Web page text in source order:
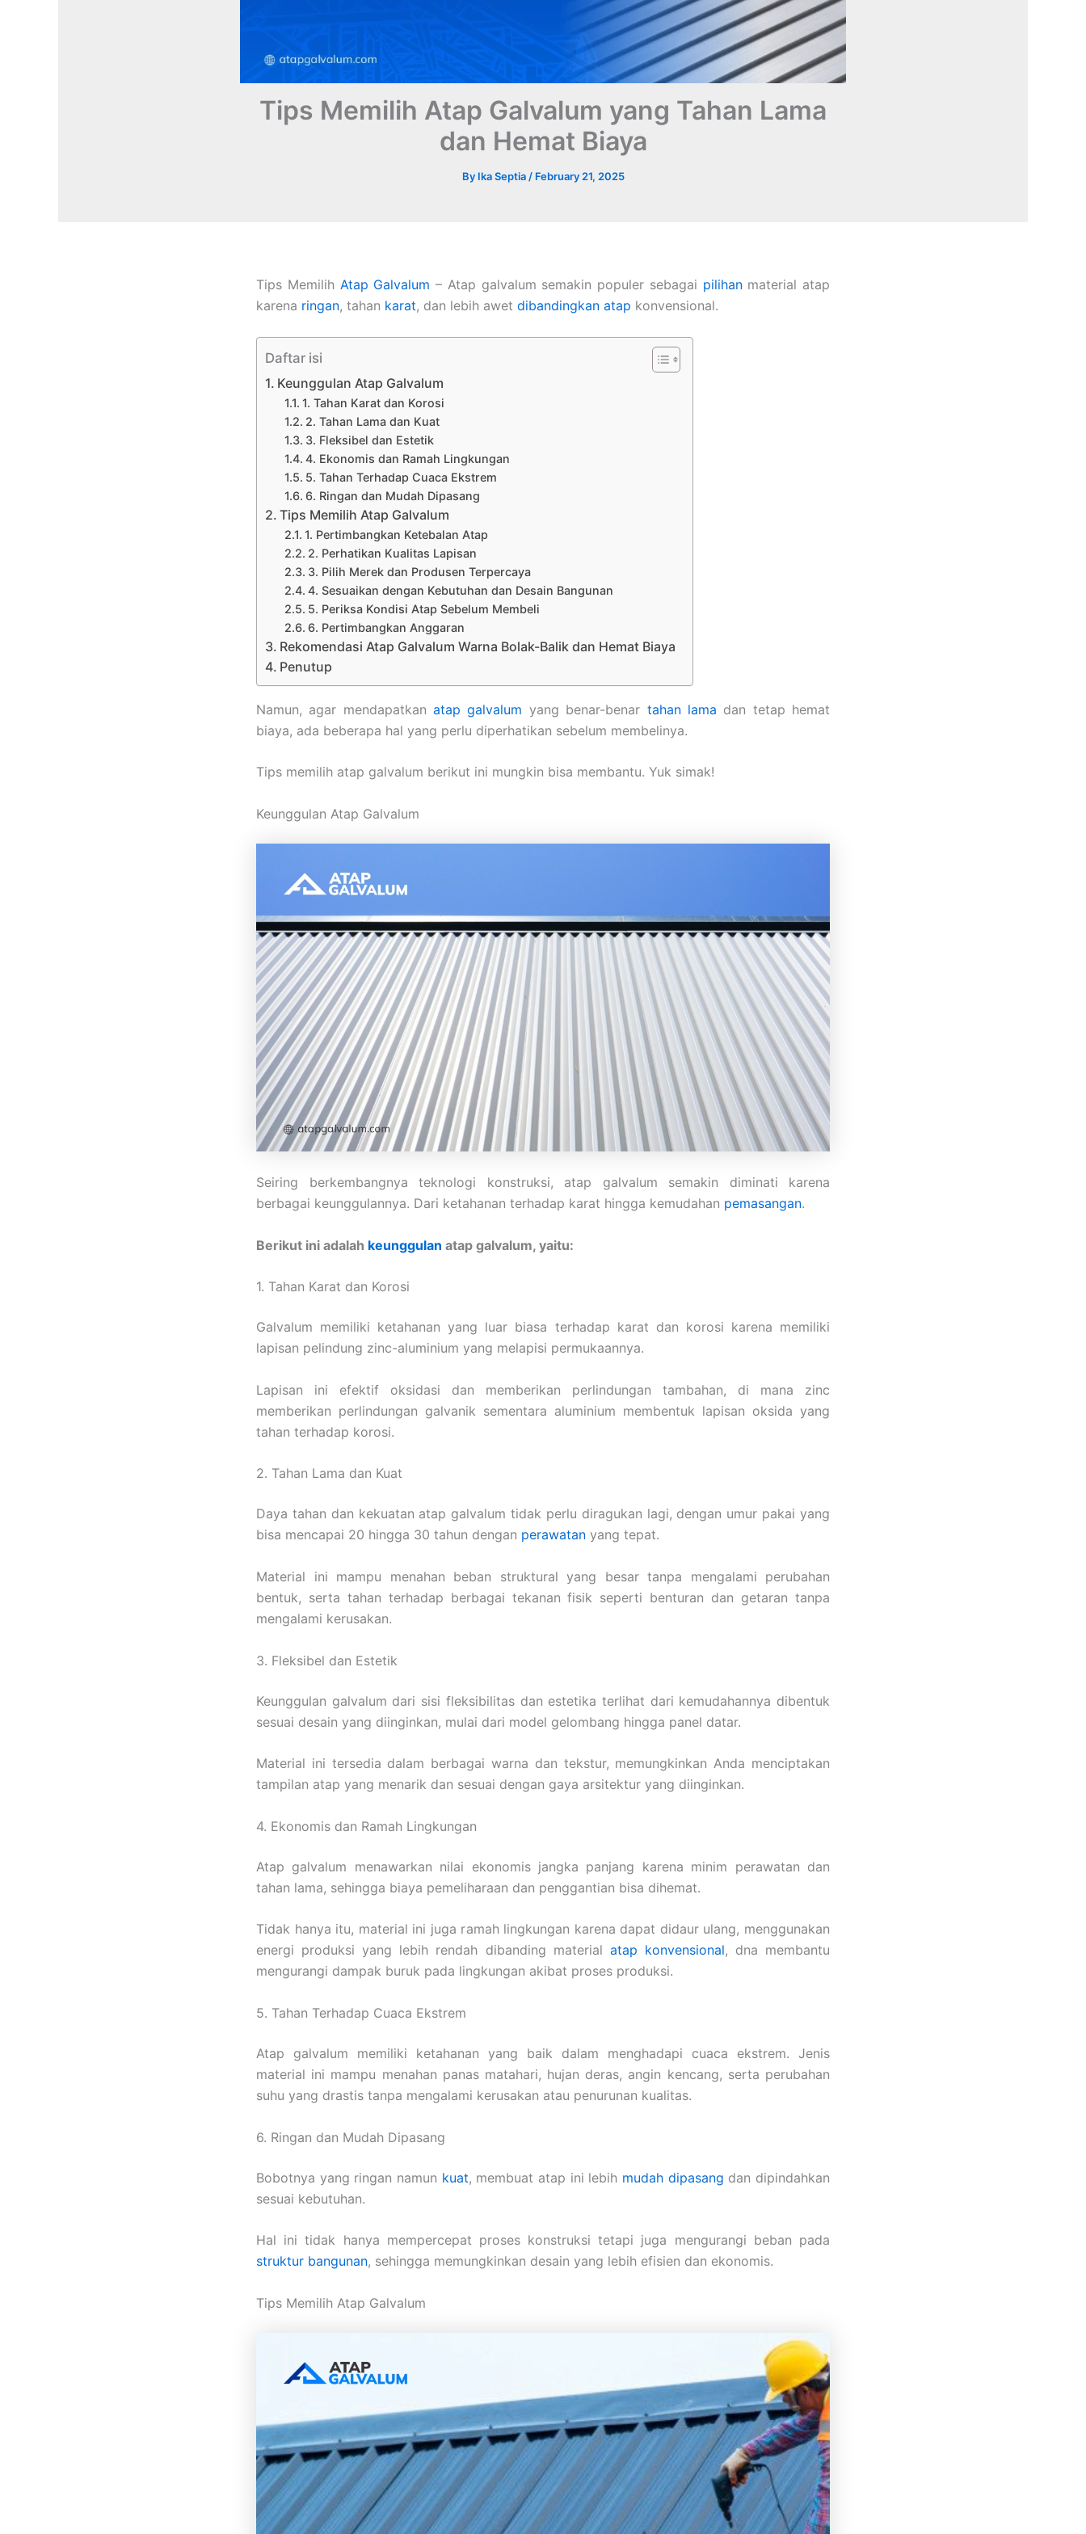
Tips Memilih Atap Galvalum yang Tahan Lama
dan Hemat Biaya
By Ika Septia / February 21, 2025
Tips Memilih Atap Galvalum – Atap galvalum semakin populer sebagai pilihanmaterial atap
karena ringan, tahan karat, dan lebih awet dibandingkan atap konvensional.
Daftar isi
Keunggulan Atap Galvalum
1. Tahan Karat dan Korosi
2. Tahan Lama dan Kuat
3. Fleksibel dan Estetik
4. Ekonomis dan Ramah Lingkungan
5. Tahan Terhadap Cuaca Ekstrem
6. Ringan dan Mudah Dipasang
Tips Memilih Atap Galvalum
1. Pertimbangkan Ketebalan Atap
2. Perhatikan Kualitas Lapisan
3. Pilih Merek dan Produsen Terpercaya
4. Sesuaikan dengan Kebutuhan dan Desain Bangunan
5. Periksa Kondisi Atap Sebelum Membeli
6. Pertimbangkan Anggaran
Rekomendasi Atap Galvalum Warna Bolak-Balik dan Hemat Biaya
Penutup
Namun, agar mendapatkanatap galvalum yang benar-benar tahan lama dan tetap hemat
biaya, ada beberapa hal yang perlu diperhatikan sebelum membelinya.
Tips memilih atap galvalum berikut ini mungkin bisa membantu. Yuk simak!
Keunggulan Atap Galvalum
Seiring berkembangnya teknologi konstruksi, atap galvalum semakin diminati karena
berbagai keunggulannya. Dari ketahanan terhadap karat hingga kemudahan pemasangan.
Berikut ini adalah keunggulan atap galvalum, yaitu:
1. Tahan Karat dan Korosi
Galvalum memiliki ketahanan yang luar biasa terhadap karat dan korosi karena memiliki
lapisan pelindung zinc-aluminium yang melapisi permukaannya.
Lapisan ini efektif oksidasi dan memberikan perlindungan tambahan, di mana zinc
memberikan perlindungan galvanik sementara aluminium membentuk lapisan oksida yang
tahan terhadap korosi.
2. Tahan Lama dan Kuat
Daya tahan dan kekuatan atap galvalum tidak perlu diragukan lagi, dengan umur pakai yang
bisa mencapai 20 hingga 30 tahun dengan perawatan yang tepat.
Material ini mampu menahan beban struktural yang besar tanpa mengalami perubahan
bentuk, serta tahan terhadap berbagai tekanan fisik seperti benturan dan getaran tanpa
mengalami kerusakan.
3. Fleksibel dan Estetik
Keunggulan galvalum dari sisi fleksibilitas dan estetika terlihat dari kemudahannya dibentuk
sesuai desain yang diinginkan, mulai dari model gelombang hingga panel datar.
Material ini tersedia dalam berbagai warna dan tekstur, memungkinkan Anda menciptakan
tampilan atap yang menarik dan sesuai dengan gaya arsitektur yang diinginkan.
4. Ekonomis dan Ramah Lingkungan
Atap galvalum menawarkan nilai ekonomis jangka panjang karena minim perawatan dan
tahan lama, sehingga biaya pemeliharaan dan penggantian bisa dihemat.
Tidak hanya itu, material ini juga ramah lingkungan karena dapat didaur ulang, menggunakan
energi produksi yang lebih rendah dibanding material atap konvensional, dna membantu
mengurangi dampak buruk pada lingkungan akibat proses produksi.
5. Tahan Terhadap Cuaca Ekstrem
Atap galvalum memiliki ketahanan yang baik dalam menghadapi cuaca ekstrem. Jenis
material ini mampu menahan panas matahari, hujan deras, angin kencang, serta perubahan
suhu yang drastis tanpa mengalami kerusakan atau penurunan kualitas.
6. Ringan dan Mudah Dipasang
Bobotnya yang ringan namun kuat, membuat atap ini lebih mudah dipasang dan dipindahkan
sesuai kebutuhan.
Hal ini tidak hanya mempercepat proses konstruksi tetapi juga mengurangi beban pada
struktur bangunan, sehingga memungkinkan desain yang lebih efisien dan ekonomis.
Tips Memilih Atap Galvalum